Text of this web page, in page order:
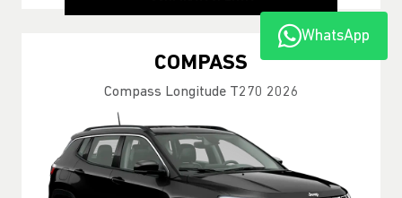
CONFIRA A OFERTA
COMPASS
Compass Sport T270 2026
WhatsApp